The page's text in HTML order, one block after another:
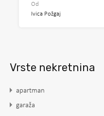
Od
Ivica Požgaj
Vrste nekretnina
apartman
garaža